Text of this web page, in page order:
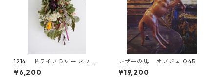
1214 ドライフラワー スワッ
グ
¥6,200
レザーの馬 オブジェ 045
¥19,200